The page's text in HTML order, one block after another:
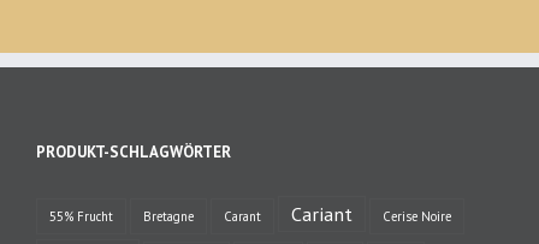
PRODUKT-SCHLAGWÖRTER
55% Frucht Bretagne Carant Cariant Cerise Noire